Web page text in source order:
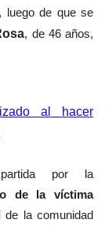
luego de que se
, de 46 años,
al hacer
por la
de la víctima
de la comunidad